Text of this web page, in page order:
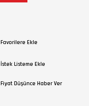
Favorilere Ekle
İstek Listeme Ekle
Fiyat Düşünce Haber Ver